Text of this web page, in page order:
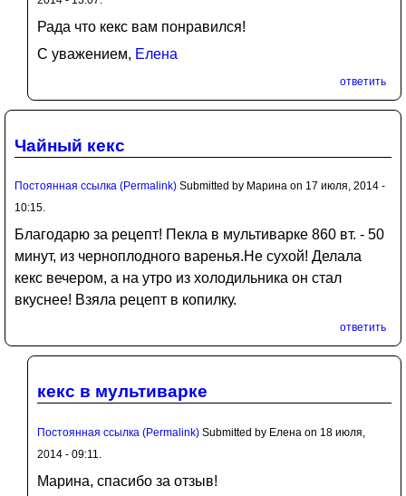
Рада что кекс вам понравился!
С уважением, Елена
ответить
Чайный кекс
Постоянная ссылка (Permalink) Submitted by Марина on 17 июля, 2014 -
10:15.
Благодарю за рецепт! Пекла в мультиварке 860 вт. - 50
минут, из черноплодного варенья.Не сухой! Делала
кекс вечером, а на утро из холодильника он стал
вкуснее! Взяла рецепт в копилку.
ответить
кекс в мультиварке
Постоянная ссылка (Permalink) Submitted by Елена on 18 июля,
2014 - 09:11.
Марина, спасибо за отзыв!